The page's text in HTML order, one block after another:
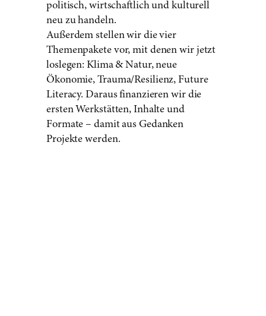
politisch, wirtschaftlich und kulturell
neu zu handeln.
Außerdem stellen wir die vier
Themenpakete vor, mit denen wir jetzt
loslegen: Klima & Natur, neue
Ökonomie, Trauma/Resilienz, Future
Literacy. Daraus finanzieren wir die
ersten Werkstätten, Inhalte und
Formate – damit aus Gedanken
Projekte werden.